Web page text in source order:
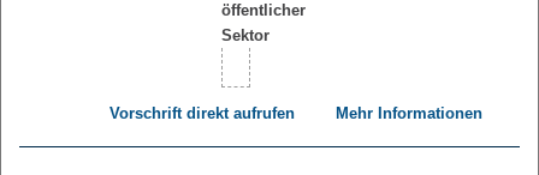
Vorschrift direkt aufrufen Mehr Informationen